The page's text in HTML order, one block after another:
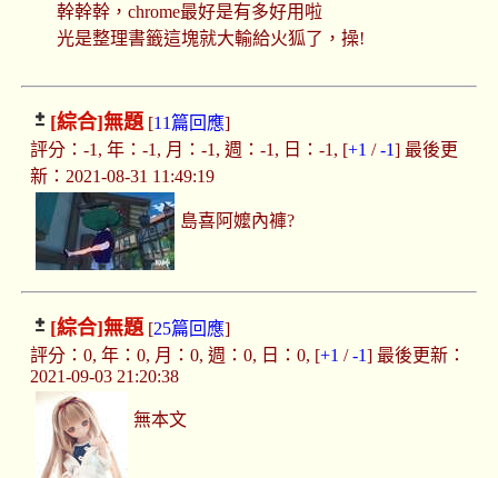
幹幹幹，chrome最好是有多好用啦
光是整理書籤這塊就大輸給火狐了，操!
[綜合]無題[11篇回應]
評分：-1, 年：-1, 月：-1, 週：-1, 日：-1, [+1 /-1] 最後更
新：2021-08-31 11:49:19
島喜阿嬤內褲?
[綜合]無題[25篇回應]
評分：0, 年：0, 月：0, 週：0, 日：0, [+1 /-1] 最後更新：
2021-09-03 21:20:38
無本文